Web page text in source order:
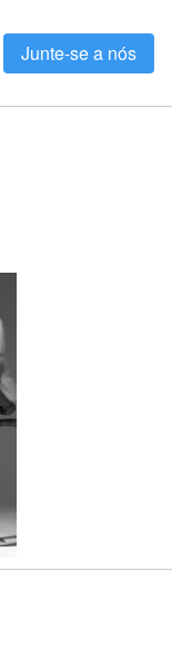
Junte-se a nós